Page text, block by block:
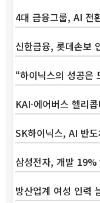
4대 금융그룹, AI 전
신한금융, 롯데손보
“하이닉스의 성공
KAI·에어버스 헬리
SK하이닉스, AI 반
삼성전자, 개발
방산업계 여성 인